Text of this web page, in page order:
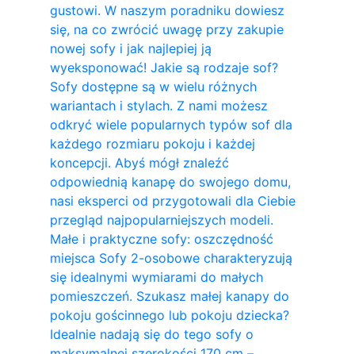
gustowi. W naszym poradniku dowiesz
się, na co zwrócić uwagę przy zakupie
nowej sofy i jak najlepiej ją
wyeksponować! Jakie są rodzaje sof?
Sofy dostępne są w wielu różnych
wariantach i stylach. Z nami możesz
odkryć wiele popularnych typów sof dla
każdego rozmiaru pokoju i każdej
koncepcji. Abyś mógł znaleźć
odpowiednią kanapę do swojego domu,
nasi eksperci od przygotowali dla Ciebie
przegląd najpopularniejszych modeli.
Małe i praktyczne sofy: oszczędność
miejsca Sofy 2-osobowe charakteryzują
się idealnymi wymiarami do małych
pomieszczeń. Szukasz małej kanapy do
pokoju gościnnego lub pokoju dziecka?
Idealnie nadają się do tego sofy o